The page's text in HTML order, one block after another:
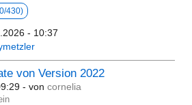
430)
- 10:37
von Version 2022
- von cornelia